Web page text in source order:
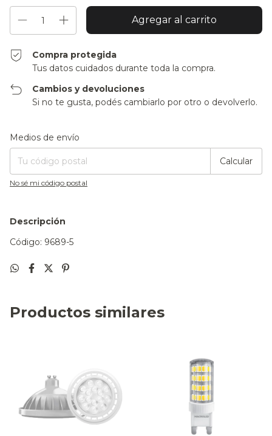
Compra protegida
Tus datos cuidados durante toda la compra.
Cambios y devoluciones
Si no te gusta, podés cambiarlo por otro o devolverlo.
Entregas para el CP:
Medios de envío
Calcular
No sé mi código postal
Descripción
Código: 9689-5
Productos similares